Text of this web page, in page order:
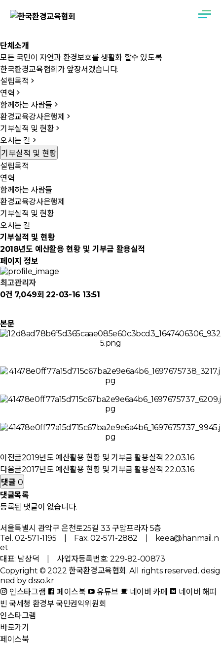
단체소개
모든 국민이 자연과 환경보호를 생활화 할수 있도록
한국환경교육협회가 앞장서겠습니다.
설립목적
연혁
함께하는 사람들
환경교육강사은행제
기부실적 및 현황
오시는 길
기부실적 및 현황
설립목적
연혁
함께하는 사람들
환경교육강사은행제
기부실적 및 현황
오시는 길
기부실적 및 현황
2018년도 예산활용 현황 및 기부금 활용실적
페이지 정보
최고관리자
0건 7,049회 22-03-16 13:51
본문
이전글2019년도 예산활용 현황 및 기부금 활용실적 22.03.16
다음글2017년도 예산활용 현황 및 기부금 활용실적 22.03.16
댓글 0
댓글목록
등록된 댓글이 없습니다.
서울특별시 관악구 은천로25길 33 구암프라자 5층
Tel. 02-571-1195 | Fax. 02-571-2882 | keea@hanmail.n
et
대표: 남상덕 | 사업자등록번호: 229-82-00873
Copyright © 2022 한국환경교육협회. All rights reserved. desig
ned by dsso.kr
인스타그램
페이스북 유튜브 네이버 카페
네이버 해피
빈 국세청 환경부 국민권익위원회
인스타그램
바로가기
페이스북